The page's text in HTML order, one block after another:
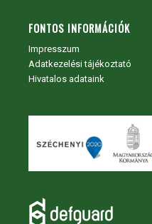
FONTOS INFORMÁCIÓK
Impresszum
Adatkezelési tájékoztató
Hivatalos adataink